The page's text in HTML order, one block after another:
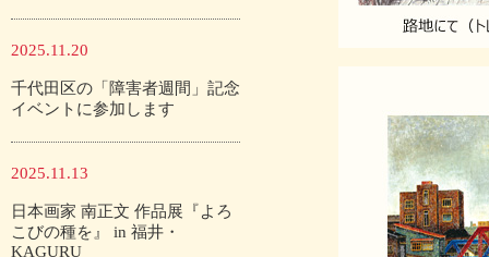
2025.11.20
千代田区の「障害者週間」記念
イベントに参加します
2025.11.13
日本画家 南正文 作品展『よろ
こびの種を』 in 福井・
KAGURU